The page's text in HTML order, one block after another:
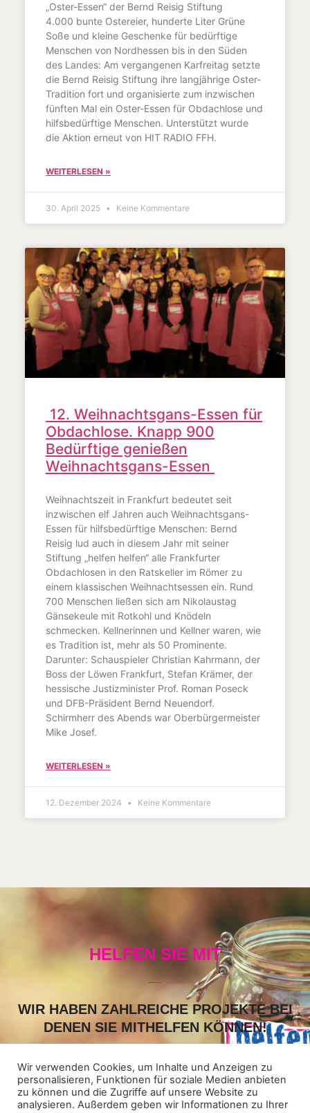
„Oster-Essen“ der Bernd Reisig Stiftung
4.000 bunte Ostereier, hunderte Liter Grüne
Soße und kleine Geschenke für bedürftige
Menschen von Nordhessen bis in den Süden
des Landes: Am vergangenen Karfreitag setzte
die Bernd Reisig Stiftung ihre langjährige Oster-
Tradition fort und organisierte zum inzwischen
fünften Mal ein Oster-Essen für Obdachlose und
hilfsbedürftige Menschen. Unterstützt wurde
die Aktion erneut von HIT RADIO FFH.
WEITERLESEN »
30. April 2025 Keine Kommentare
12. Weihnachtsgans-Essen für
Obdachlose. Knapp 900
Bedürftige genießen
Weihnachtsgans-Essen
Weihnachtszeit in Frankfurt bedeutet seit
inzwischen elf Jahren auch Weihnachtsgans-
Essen für hilfsbedürftige Menschen: Bernd
Reisig lud auch in diesem Jahr mit seiner
Stiftung „helfen helfen“ alle Frankfurter
Obdachlosen in den Ratskeller im Römer zu
einem klassischen Weihnachtsessen ein. Rund
700 Menschen ließen sich am Nikolaustag
Gänsekeule mit Rotkohl und Knödeln
schmecken. Kellnerinnen und Kellner waren, wie
es Tradition ist, mehr als 50 Prominente.
Darunter: Schauspieler Christian Kahrmann, der
Boss der Löwen Frankfurt, Stefan Krämer, der
hessische Justizminister Prof. Roman Poseck
und DFB-Präsident Bernd Neuendorf.
Schirmherr des Abends war Oberbürgermeister
Mike Josef.
WEITERLESEN »
12. Dezember 2024 Keine Kommentare
HELFEN SIE MIT
WIR HABEN ZAHLREICHE PROJEKTE BEI
DENEN SIE MITHELFEN KÖNNEN!
dabei, an dem Sie Zeit und Lust haben mitzuwirken. Einfach
anklicken und eintragen.
Wir verwenden Cookies, um Inhalte und Anzeigen zu
personalisieren, Funktionen für soziale Medien anbieten
zu können und die Zugriffe auf unsere Website zu
analysieren. Außerdem geben wir Informationen zu Ihrer